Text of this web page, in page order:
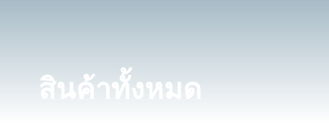
สินค้าทั้งหมด